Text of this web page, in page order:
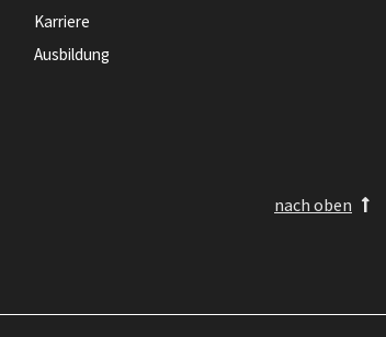
Karriere
Ausbildung
nach oben